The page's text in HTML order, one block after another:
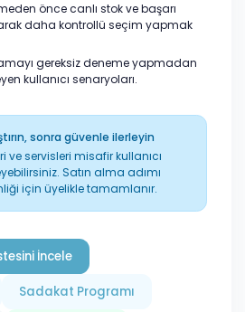
önce canlı stok ve başarı
daha kontrollü seçim yapmak
gereksiz deneme yapmadan
kullanıcı senaryoları.
sonra güvenle ilerleyin
ve servisleri misafir kullanıcı
Satın alma adımı
için üyelikle tamamlanır.
İncele
Sadakat Programı